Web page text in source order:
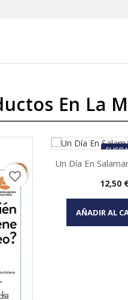
En La
favorite_border
Vista
Un Día En
Precio
12,50
AÑADIR AL